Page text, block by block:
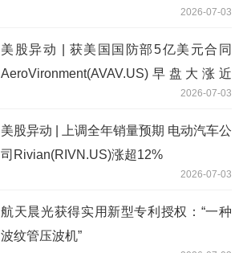
2026-07-03
美股异动 | 获美国国防部5亿美元合同
AeroVironment(AVAV.US)早盘大涨近
2026-07-03
美股异动 | 上调全年销量预期 电动汽车公
司Rivian(RIVN.US)涨超12%
2026-07-03
航天晨光获得实用新型专利授权：“一种
波纹管压波机”